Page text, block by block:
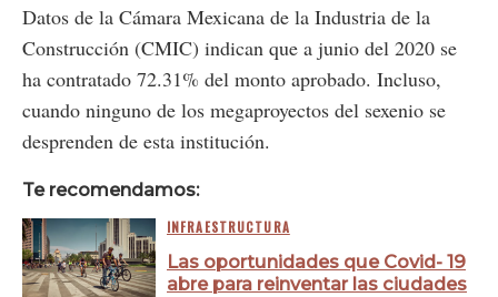
Datos de la Cámara Mexicana de la Industria de la
Construcción (CMIC) indican que a junio del 2020 se
ha contratado 72.31% del monto aprobado. Incluso,
cuando ninguno de los megaproyectos del sexenio se
desprenden de esta institución.
Te recomendamos:
INFRAESTRUCTURA
Las oportunidades que Covid- 19
abre para reinventar las ciudades